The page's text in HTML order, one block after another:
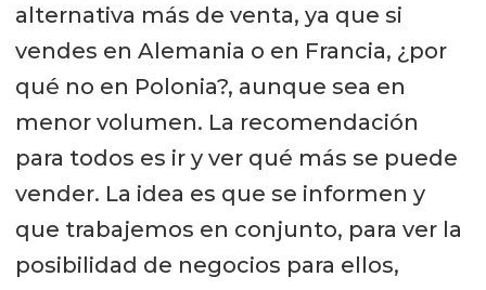
alternativa más de venta, ya que si
vendes en Alemania o en Francia, ¿por
qué no en Polonia?, aunque sea en
menor volumen. La recomendación
para todos es ir y ver qué más se puede
vender. La idea es que se informen y
que trabajemos en conjunto, para ver la
posibilidad de negocios para ellos,